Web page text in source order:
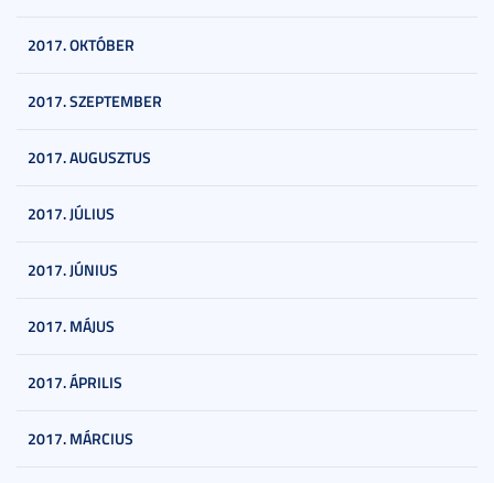
2017. OKTÓBER
2017. SZEPTEMBER
2017. AUGUSZTUS
2017. JÚLIUS
2017. JÚNIUS
2017. MÁJUS
2017. ÁPRILIS
2017. MÁRCIUS